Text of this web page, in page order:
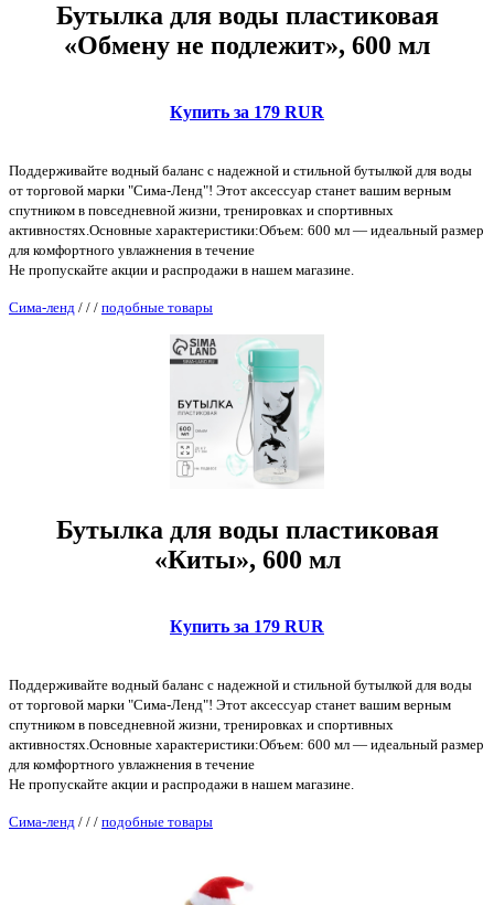
Бутылка для воды пластиковая
«Обмену не подлежит», 600 мл
Купить за 179 RUR
Поддерживайте водный баланс с надежной и стильной бутылкой для воды
от торговой марки "Сима-Ленд"! Этот аксессуар станет вашим верным
спутником в повседневной жизни, тренировках и спортивных
активностях.Основные характеристики:Объем: 600 мл — идеальный размер
для комфортного увлажнения в течение
Не пропускайте акции и распродажи в нашем магазине.
Сима-ленд / / / подобные товары
Бутылка для воды пластиковая
«Киты», 600 мл
Купить за 179 RUR
Поддерживайте водный баланс с надежной и стильной бутылкой для воды
от торговой марки "Сима-Ленд"! Этот аксессуар станет вашим верным
спутником в повседневной жизни, тренировках и спортивных
активностях.Основные характеристики:Объем: 600 мл — идеальный размер
для комфортного увлажнения в течение
Не пропускайте акции и распродажи в нашем магазине.
Сима-ленд / / / подобные товары